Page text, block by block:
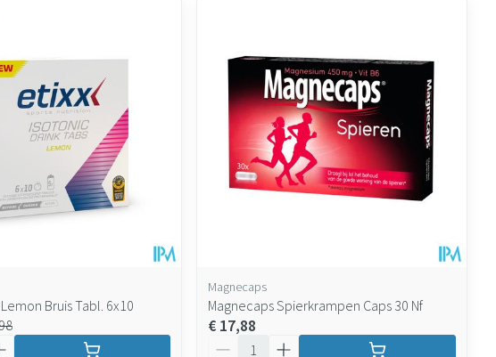
Bruis Tabl. 6x10
Magnecaps
Magnecaps Spierkrampen Caps 30 Nf
€ 17,88